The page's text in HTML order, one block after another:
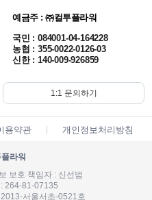
예금주 : ㈜컬투플라워
국민 : 084001-04-164228
농협 : 355-0022-0126-03
신한 : 140-009-926859
1:1 문의하기
용약관 개인정보처리방침
라워
보호 책임자 : 신선범
264-81-07135
서울서초-0521호